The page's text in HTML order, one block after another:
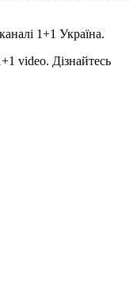
1+1 Україна.
video. Дізнайтесь